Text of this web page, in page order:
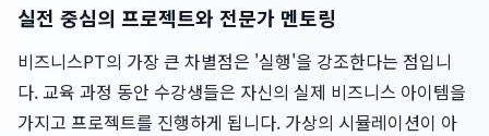
실전 중심의 프로젝트와 전문가 멘토링
비즈니스PT의 가장 큰 차별점은 '실행'을 강조한다는 점입니
다. 교육 과정 동안 수강생들은 자신의 실제 비즈니스 아이템을
가지고 프로젝트를 진행하게 됩니다. 가상의 시뮬레이션이 아